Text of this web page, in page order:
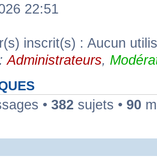
22:51
inscrit(s) : Aucun
:Administrateurs,
• 382 sujets • 90